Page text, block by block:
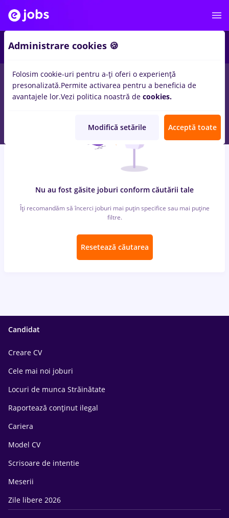
locuri de muncafermainTimisoarainBanci
Nu au fost găsite joburi conform căutării tale
Îți recomandăm să încerci joburi mai puțin specifice sau mai puține
filtre.
Resetează căutarea
Candidat
Creare CV
Cele mai noi joburi
Locuri de munca Străinătate
Raportează conținut ilegal
Cariera
Model CV
Scrisoare de intentie
Meserii
Zile libere 2026
Administrare cookies 🍪
Folosim cookie-uri pentru a-ți oferi o experiență
presonalizată.Permite activarea pentru a beneficia de
avantajele lor.Vezi politica noastră de cookies.
Modifică setările Acceptă toate